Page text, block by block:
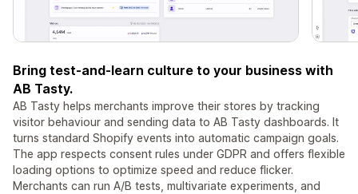
Bring test-and-learn culture to your business with
AB Tasty.
AB Tasty helps merchants improve their stores by tracking
visitor behaviour and sending data to AB Tasty dashboards. It
turns standard Shopify events into automatic campaign goals.
The app respects consent rules under GDPR and offers flexible
loading options to optimize speed and reduce flicker.
Merchants can run A/B tests, multivariate experiments, and